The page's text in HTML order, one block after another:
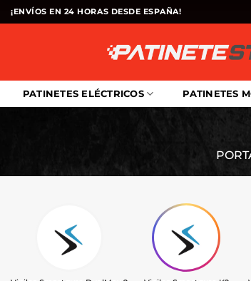
Saltar
al
¡ENVÍOS EN 24 HORAS DESDE ESPAÑA!
PATINETES ELÉCTRICOS PATINETES